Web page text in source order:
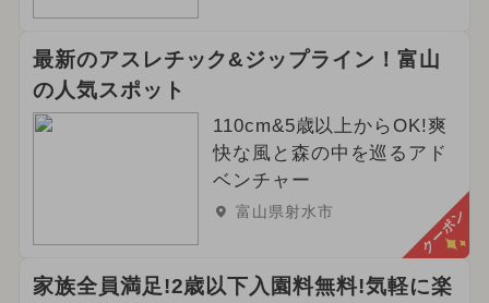
最新のアスレチック&ジップライン！富山
の人気スポット
110cm&5歳以上からOK!爽
快な風と森の中を巡るアド
ベンチャー
富山県射水市 クーポン
家族全員満足!2歳以下入園料無料!気軽に楽